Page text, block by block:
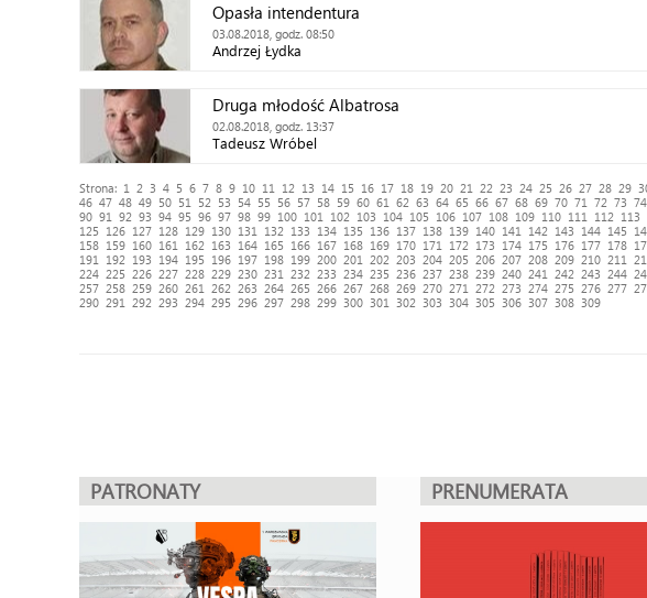
Opasła intendentura
03.08.2018, godz. 08:50
Andrzej Łydka
Druga młodość Albatrosa
02.08.2018, godz. 13:37
Tadeusz Wróbel
Strona: 1 2 3 4 5 6 7 8 9 10 11 12 13 14 15 16 17 18 19 20 21 22 23 24 25 26 27 28 29
46 47 48 49 50 51 52 53 54 55 56 57 58 59 60 61 62 63 64 65 66 67 68 69 70 71 72 73 74
90 91 92 93 94 95 96 97 98 99 100 101 102 103 104 105 106 107 108 109 110 111 112 113
125
126 127 128 129 130 131 132 133 134 135 136 137 138 139 140 141 142 143 144 145
158 159 160 161 162 163 164 165 166 167 168 169 170 171 172 173 174 175 176 177 178
191
192 193 194 195 196 197 198 199 200 201 202 203 204 205 206 207 208 209 210 211
224 225 226 227 228 229 230 231 232 233 234 235 236 237 238 239 240 241 242 243 244
257 258 259 260 261 262 263 264 265 266 267 268 269 270 271 272 273 274 275 276 277
290 291 292 293 294 295 296 297 298 299 300 301 302 303 304 305 306 307 308 309
PATRONATY PRENUMERATA